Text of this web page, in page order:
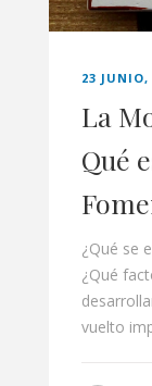
23 JUNIO,
La
Qué
¿Qué se
¿Qué
vuelto